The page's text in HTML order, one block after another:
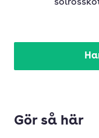
Gör så här